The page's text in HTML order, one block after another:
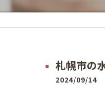
札幌市の
2024/09/14